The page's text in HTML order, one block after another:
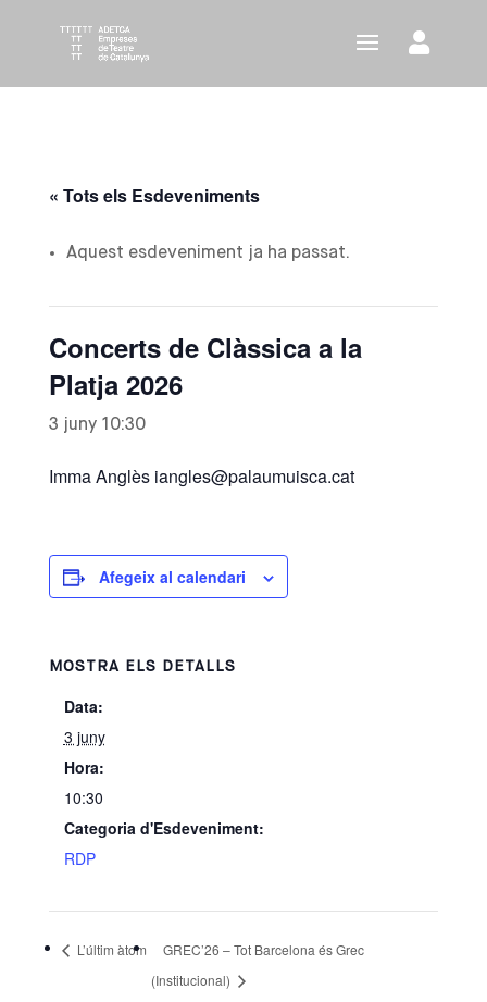
« Tots els Esdeveniments
Aquest esdeveniment ja ha passat.
Concerts de Clàssica a la
Platja 2026
3 juny 10:30
Imma Anglès iangles@palaumuisca.cat
Afegeix al calendari
MOSTRA ELS DETALLS
Data:
3 juny
Hora:
10:30
Categoria d'Esdeveniment:
RDP
L’últim àtom
GREC’26 – Tot Barcelona és Grec
(Institucional)